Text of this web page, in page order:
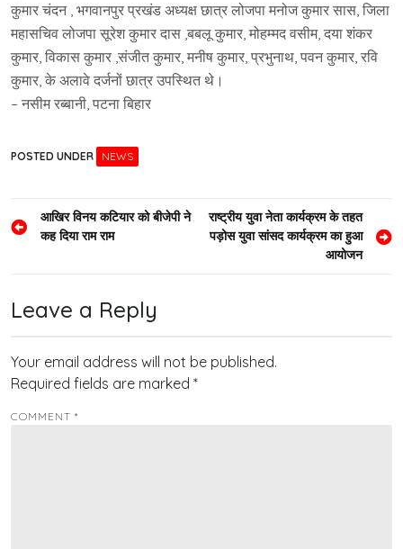
कुमार चंदन , भगवानपुर प्रखंड अध्यक्ष छात्र लोजपा मनोज कुमार सास, जिला
महासचिव लोजपा सूरेश कुमार दास ,बबलू कुमार, मोहम्मद वसीम, दया शंकर
कुमार, विकास कुमार ,संजीत कुमार, मनीष कुमार, प्रभुनाथ, पवन कुमार, रवि
कुमार, के अलावे दर्जनों छात्र उपस्थित थे।
– नसीम रब्बानी, पटना बिहार
POSTED UNDER NEWS
Post
navigation
आखिर विनय कटियार को बीजेपी ने
कह दिया राम राम
राष्ट्रीय युवा नेता कार्यक्रम के तहत
पड़ोस युवा सांसद कार्यक्रम का हुआ
आयोजन
Leave a Reply
Your email address will not be published.
Required fields are marked *
COMMENT *